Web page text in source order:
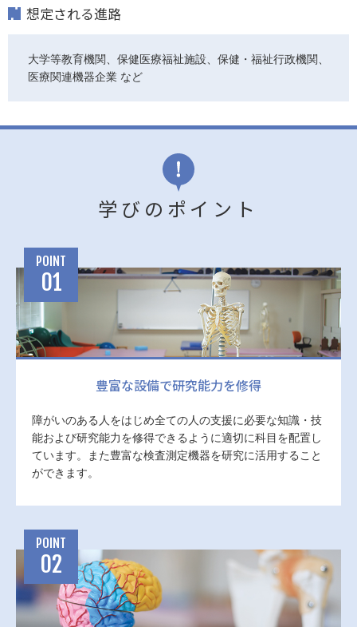
想定される進路
大学等教育機関、保健医療福祉施設、保健・福祉行政機関、
医療関連機器企業 など
学びのポイント
POINT
01
豊富な設備で研究能力を修得
障がいのある人をはじめ全ての人の支援に必要な知識・技
能および研究能力を修得できるように適切に科目を配置し
ています。また豊富な検査測定機器を研究に活用すること
ができます。
POINT
02